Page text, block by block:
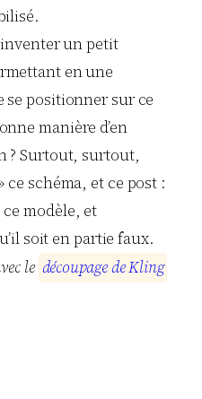
inventer un petit
en une
se positionner sur ce
manière d’en
? Surtout, surtout,
ce schéma, et ce post :
modèle, et
soit en partie faux.
le découpagedeKling